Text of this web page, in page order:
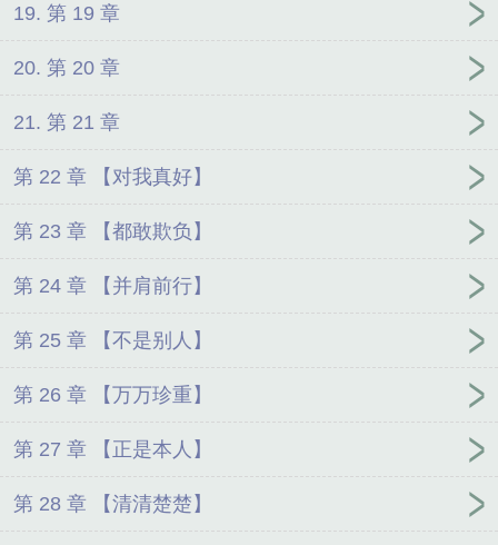
19. 第 19 章
20. 第 20 章
21. 第 21 章
第 22 章 【对我真好】
第 23 章 【都敢欺负】
第 24 章 【并肩前行】
第 25 章 【不是别人】
第 26 章 【万万珍重】
第 27 章 【正是本人】
第 28 章 【清清楚楚】